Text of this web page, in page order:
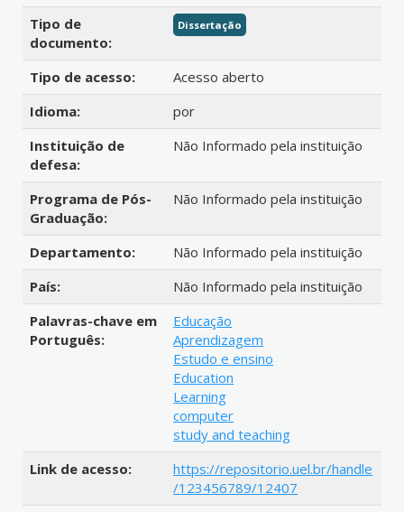
Tipo de
documento:
Dissertação
Tipo de acesso:
Acesso aberto
Idioma:
por
Instituição de
defesa:
Não Informado pela instituição
Programa de Pós-
Graduação:
Não Informado pela instituição
Departamento:
Não Informado pela instituição
País:
Não Informado pela instituição
Palavras-chave em
Português:
Educação
Aprendizagem
Estudo e ensino
Education
Learning
computer
study and teaching
Link de acesso:
https://repositorio.uel.br/handle
/123456789/12407